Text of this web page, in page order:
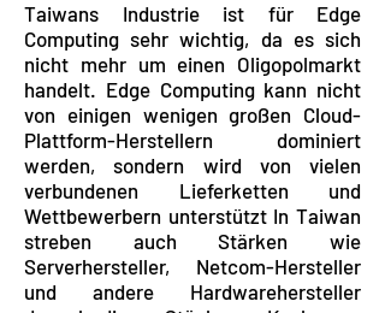
Taiwans Industrie ist für Edge
Computing sehr wichtig, da es sich
nicht mehr um einen Oligopolmarkt
handelt. Edge Computing kann nicht
von einigen wenigen großen Cloud-
Plattform-Herstellern dominiert
werden, sondern wird von vielen
verbundenen Lieferketten und
Wettbewerbern unterstützt In Taiwan
streben auch Stärken wie
Serverhersteller, Netcom-Hersteller
und andere Hardwarehersteller